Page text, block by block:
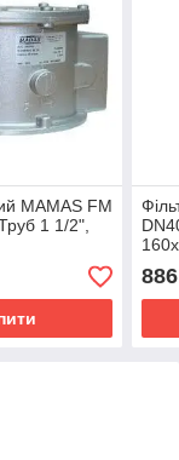
MAMAS FM
1 1/2",
886